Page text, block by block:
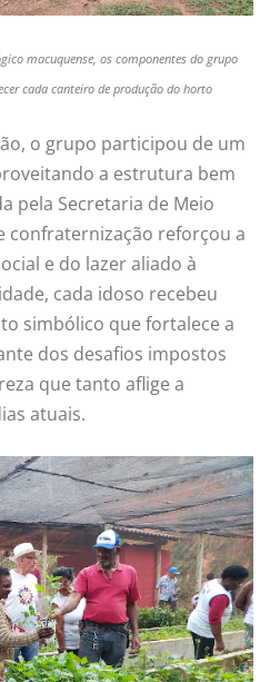
macuquense, os componentes do grupo
cada canteiro de produção do horto
o grupo participou de um
a estrutura bem
pela Secretaria de Meio
confraternização reforçou a
e do lazer aliado à
cada idoso recebeu
simbólico que fortalece a
dos desafios impostos
que tanto aflige a
atuais.